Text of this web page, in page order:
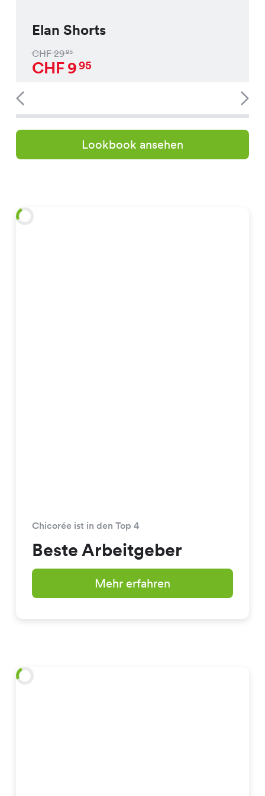
Elan Shorts
CHF2995
CHF995
Lookbook ansehen
Chicorée ist in den Top 4
Beste Arbeitgeber
Mehr erfahren